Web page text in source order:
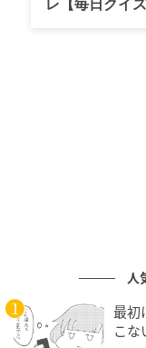
新曲『
レ【毎日クイズ
人
最初
こな